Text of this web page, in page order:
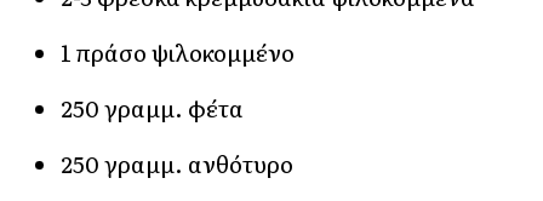
1 πράσο ψιλοκομμένο
250 γραμμ. φέτα
250 γραμμ. ανθότυρο